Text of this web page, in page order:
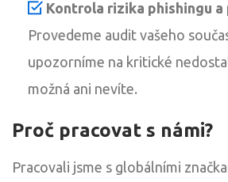
Kontrola rizika phishingu a
Provedeme audit vašeho
upozorníme na kritické
možná ani nevíte.
Proč pracovat s námi?
Pracovali jsme s globálními